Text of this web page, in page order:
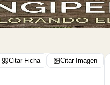
Citar Ficha Citar Imagen